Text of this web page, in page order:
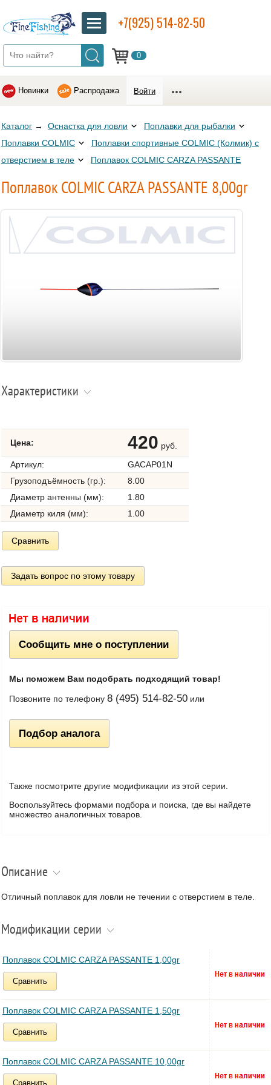
0
+7(925) 514-82-50
Новинки Распродажа Войти
Каталог → Оснастка для ловли
Поплавки для рыбалки
Поплавки COLMIC
Поплавки спортивные COLMIC (Колмик) с
отверстием в теле
Поплавок COLMIC CARZA PASSANTE
Поплавок COLMIC CARZA PASSANTE 8,00gr
Характеристики
Цена: 420 руб.
Артикул:
GACAP01N
Грузоподъёмность (гр.):
8.00
Диаметр антенны (мм):
1.80
Диаметр киля (мм):
1.00
Сравнить
Задать вопрос по этому товару
Сообщить мне о поступлении
Мы поможем Вам подобрать подходящий товар!
Позвоните по телефону 8 (495) 514-82-50 или
Подбор аналога
Также посмотрите другие модификации из этой серии.
Воспользуйтесь формами подбора и поиска, где вы найдете
множество аналогичных товаров.
Описание
Отличный поплавок для ловли не течении с отверстием в теле.
Модификации серии
Поплавок COLMIC CARZA PASSANTE 1,00gr
Сравнить
Поплавок COLMIC CARZA PASSANTE 1,50gr
Сравнить
Поплавок COLMIC CARZA PASSANTE 10,00gr
Сравнить